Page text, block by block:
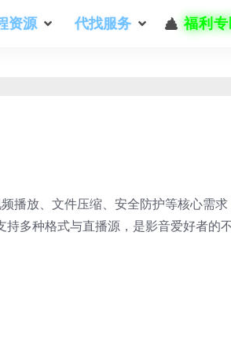
资源 代找服务 福利
播放、文件压缩、安全防护等核心需求
多种格式与直播源，是影音爱好者的